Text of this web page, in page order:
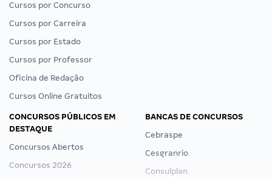
Cursos por Concurso
Cursos por Carreira
Cursos por Estado
Cursos por Professor
Oficina de Redação
Cursos Online Gratuitos
CONCURSOS PÚBLICOS EM
DESTAQUE
Concursos Abertos
Concursos 2026
BANCAS DE CONCURSOS
Cebraspe
Cesgranrio
Consulplan